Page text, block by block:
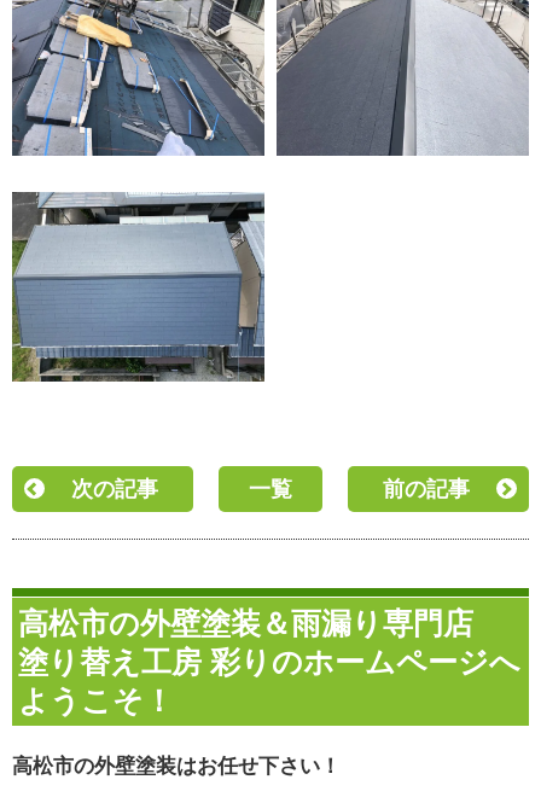
次の記事 一覧 前の記事
高松市の外壁塗装＆雨漏り専門店
塗り替え工房 彩りのホームページへ
ようこそ！
高松市の外壁塗装はお任せ下さい！